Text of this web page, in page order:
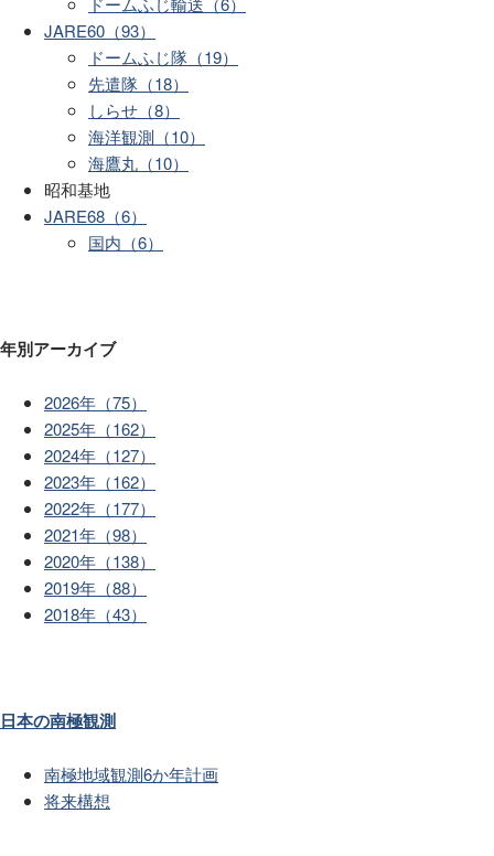
JARE60（93）
ドームふじ隊（19）
先遣隊（18）
しらせ（8）
海洋観測（10）
海鷹丸（10）
昭和基地
JARE68（6）
国内（6）
年別アーカイブ
2026年（75）
2025年（162）
2024年（127）
2023年（162）
2022年（177）
2021年（98）
2020年（138）
2019年（88）
2018年（43）
日本の南極観測
南極地域観測6か年計画
将来構想